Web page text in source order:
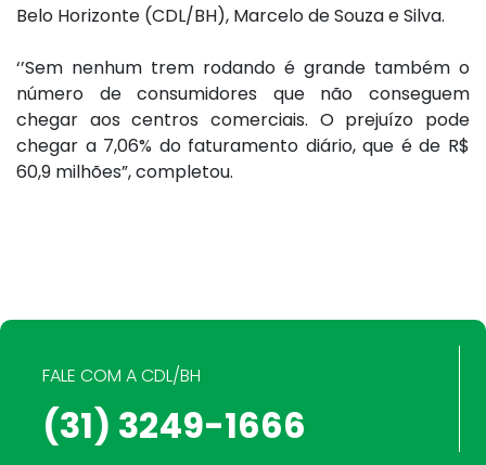
Belo Horizonte (CDL/BH), Marcelo de Souza e Silva.
‘’Sem nenhum trem rodando é grande também o
número de consumidores que não conseguem
chegar aos centros comerciais. O prejuízo pode
chegar a 7,06% do faturamento diário, que é de R$
60,9 milhões”, completou.
FALE COM A CDL/BH
(31) 3249-1666